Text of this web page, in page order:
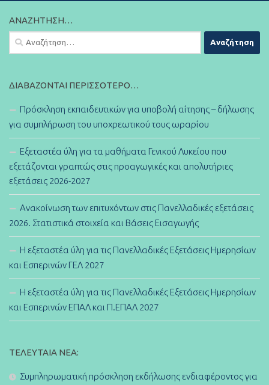
ΑΝΑΖΉΤΗΣΗ…
Αναζήτηση
για:
ΔΙΑΒΆΖΟΝΤΑΙ ΠΕΡΙΣΣΌΤΕΡΟ…
Πρόσκληση εκπαιδευτικών για υποβολή αίτησης – δήλωσης
για συμπλήρωση του υποχρεωτικού τους ωραρίου
Εξεταστέα ύλη για τα μαθήματα Γενικού Λυκείου που
εξετάζονται γραπτώς στις προαγωγικές και απολυτήριες
εξετάσεις 2026-2027
Ανακοίνωση των επιτυχόντων στις Πανελλαδικές εξετάσεις
2026. Στατιστικά στοιχεία και Βάσεις Εισαγωγής
Η εξεταστέα ύλη για τις Πανελλαδικές Εξετάσεις Ημερησίων
και Εσπερινών ΓΕΛ 2027
Η εξεταστέα ύλη για τις Πανελλαδικές Εξετάσεις Ημερησίων
και Εσπερινών ΕΠΑΛ και Π.ΕΠΑΛ 2027
ΤΕΛΕΥΤΑΊΑ ΝΈΑ:
Συμπληρωματική πρόσκληση εκδήλωσης ενδιαφέροντος για